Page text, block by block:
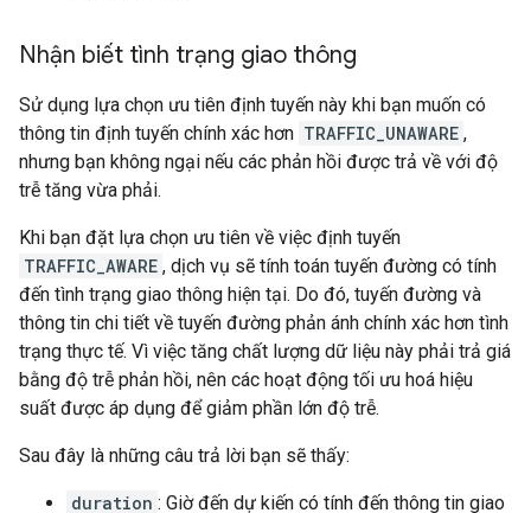
Nhận biết tình trạng giao thông
Sử dụng lựa chọn ưu tiên định tuyến này khi bạn muốn có
thông tin định tuyến chính xác hơn TRAFFIC_UNAWARE ,
nhưng bạn không ngại nếu các phản hồi được trả về với độ
trễ tăng vừa phải.
Khi bạn đặt lựa chọn ưu tiên về việc định tuyến
TRAFFIC_AWARE , dịch vụ sẽ tính toán tuyến đường có tính
đến tình trạng giao thông hiện tại. Do đó, tuyến đường và
thông tin chi tiết về tuyến đường phản ánh chính xác hơn tình
trạng thực tế. Vì việc tăng chất lượng dữ liệu này phải trả giá
bằng độ trễ phản hồi, nên các hoạt động tối ưu hoá hiệu
suất được áp dụng để giảm phần lớn độ trễ.
Sau đây là những câu trả lời bạn sẽ thấy:
duration : Giờ đến dự kiến có tính đến thông tin giao